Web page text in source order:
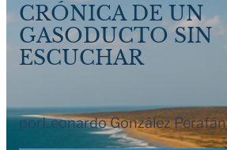
CRÓNICA DE UN
GASODUCTO SIN
ESCUCHAR
porLeonardo González Perafán